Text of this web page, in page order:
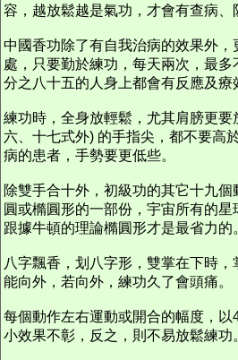
容，越放鬆越是氣功，才會有查病、
中國香功除了有自我治病的效果外
處，只要勤於練功，每天兩次，最
分之八十五的人身上都會有反應及療
練功時，全身放輕鬆，尤其肩膀更
六、十七式外) 的手指尖，都不要高
病的患者，手勢要更低些。
除雙手合十外，初級功的其它十九
圓或橢圓形的一部份，宇宙所有的星
跟據牛頓的理論橢圓形才是最省力的
八字飄香，划八字形，雙掌在下時
能向外，若向外，練功久了會頭痛。
每個動作左右運動或開合的幅度，
小效果不彰，反之，則不易放鬆練功